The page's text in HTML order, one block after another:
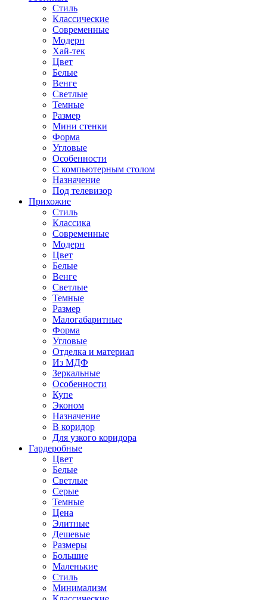
Стиль
Классические
Современные
Модерн
Хай-тек
Цвет
Белые
Венге
Светлые
Темные
Размер
Мини стенки
Форма
Угловые
Особенности
С компьютерным столом
Назначение
Под телевизор
Прихожие
Стиль
Классика
Современные
Модерн
Цвет
Белые
Венге
Светлые
Темные
Размер
Малогабаритные
Форма
Угловые
Отделка и материал
Из МДФ
Зеркальные
Особенности
Купе
Эконом
Назначение
В коридор
Для узкого коридора
Гардеробные
Цвет
Белые
Светлые
Серые
Темные
Цена
Элитные
Дешевые
Размеры
Большие
Маленькие
Стиль
Минимализм